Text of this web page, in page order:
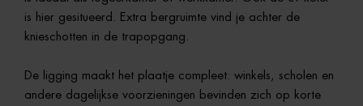
is hier gesitueerd. Extra bergruimte vind je achter de
knieschotten in de trapopgang.
De ligging maakt het plaatje compleet: winkels, scholen en
andere dagelijkse voorzieningen bevinden zich op korte